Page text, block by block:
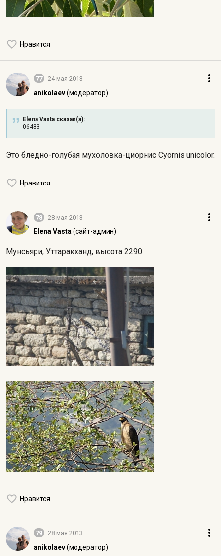
Нравится
77 24 мая 2013
anikolaev(модератор)
Elena Vasta сказал(а):
06483
Это бледно-голубая мухоловка-циорнис Cyornis unicolor.
Нравится
78 28 мая 2013
Elena Vasta (сайт-админ)
Мунсьяри, Уттаракханд, высота 2290
Нравится
79 28 мая 2013
anikolaev(модератор)